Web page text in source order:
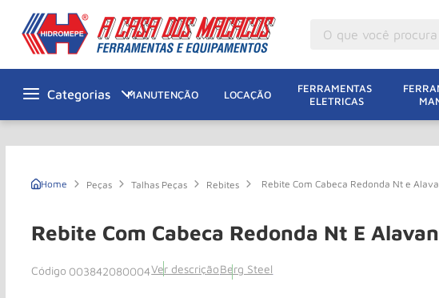
MANUTENÇÃO LOCAÇÃO
FERRAMENTAS
ELETRICAS
Peças Talhas Peças Rebites Rebite Com Cabeca Redonda Nt e
Rebite Com Cabeca Redonda Nt E
003842080004Ver descriçãoBerg Steel
1º Macacos
6 Guincho